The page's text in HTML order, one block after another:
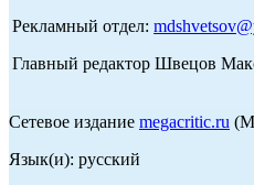
Рекламный отдел:
Главный редактор Швецов
Сетевое издание megacritic.ru
Язык(и): русский